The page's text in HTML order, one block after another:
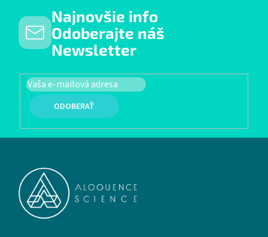
Najnovšie info
Odoberajte náš
Newsletter
PRIHLÁSIŤ SA